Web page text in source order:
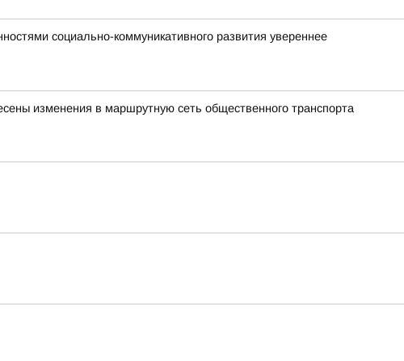
социально-коммуникативного развития увереннее
изменения в маршрутную сеть общественного транспорта